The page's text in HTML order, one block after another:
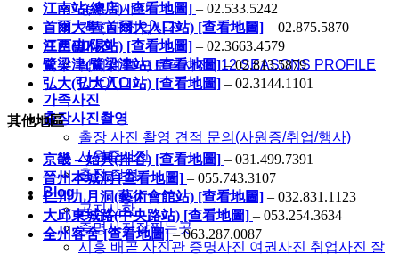
승무원사진
간호사 취업사진
프로필사진
십이계절 프로필사진 | 12 SEASONS PROFILE
PHOTO
가족사진
출장사진촬영
출장 사진 촬영 견적 문의(사원증/취업/행사)
사원증사진
출장 촬영
Blog
공지사항
증명사진잘찍는곳
시흥 배곧 사진관 증명사진 여권사진 취업사진 잘
江南站(總店) [查看地圖] – 02.533.5242
首爾大學(首爾大入口站) [查看地圖] – 02.875.5870
江西(加陽站) [查看地圖] – 02.3663.4579
鷺梁津(鷺梁津站) [查看地圖]– 02.813.5879
弘大(弘大入口站) [查看地圖] – 02.3144.1101
其他地區
京畿 – 始興(排谷) [查看地圖] – 031.499.7391
晉州本城洞 [查看地圖] – 055.743.3107
仁川九月洞(藝術會館站) [查看地圖] – 032.831.1123
大邱東城路(中央路站) [查看地圖] – 053.254.3634
全州客舍 [查看地圖] – 063.287.0087